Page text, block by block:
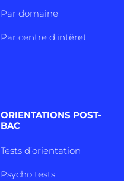
Par domaine
Par centre d’intêret
ORIENTATIONS POST-
BAC
Tests d’orientation
Psycho tests